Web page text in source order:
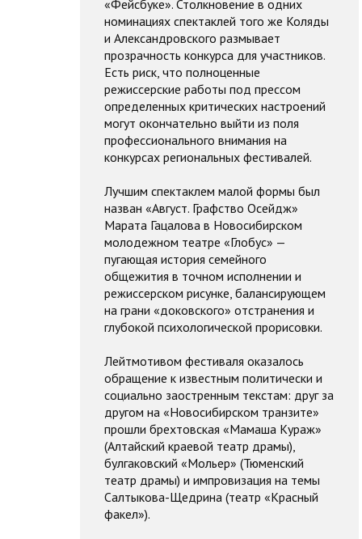
«Фейсбуке». Столкновение в одних
номинациях спектаклей того же Коляды
и Александровского размывает
прозрачность конкурса для участников.
Есть риск, что полноценные
режиссерские работы под прессом
определенных критических настроений
могут окончательно выйти из поля
профессионального внимания на
конкурсах региональных фестивалей.
Лучшим спектаклем малой формы был
назван «Август. Графство Осейдж»
Марата Гацалова в Новосибирском
молодежном театре «Глобус» —
пугающая история семейного
общежития в точном исполнении и
режиссерском рисунке, балансирующем
на грани «доковского» отстранения и
глубокой психологической прорисовки.
Лейтмотивом фестиваля оказалось
обращение к известным политически и
социально заостренным текстам: друг за
другом на «Новосибирском транзите»
прошли брехтовская «Мамаша Кураж»
(Алтайский краевой театр драмы),
булгаковский «Мольер» (Тюменский
театр драмы) и импровизация на темы
Салтыкова-Щедрина (театр «Красный
факел»).